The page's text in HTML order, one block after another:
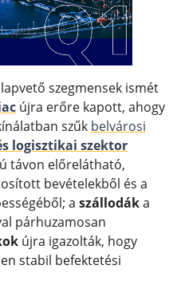
szegmensek ismét
újra erőre kapott, ahogy
szűk belvárosi
logisztikai szektor
távon előrelátható,
bevételekből és a
a szállodáka
párhuzamosan
újra igazolták, hogy
stabil befektetési